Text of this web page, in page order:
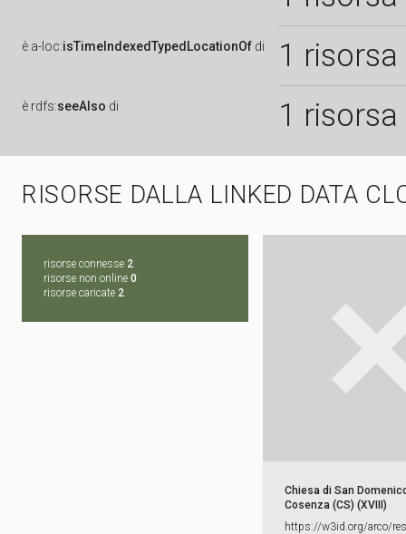
è a-loc:isTimeIndexedTypedLocationOf di 1 risorsa
è rdfs:seeAlso di 1 risorsa
RISORSE DALLA LINKED DATA
risorse connesse 2
risorse non online 0
risorse caricate 2
Chiesa di San
Cosenza (CS) (XVIII)
https:​/​/​w3id.​org/​arco/​